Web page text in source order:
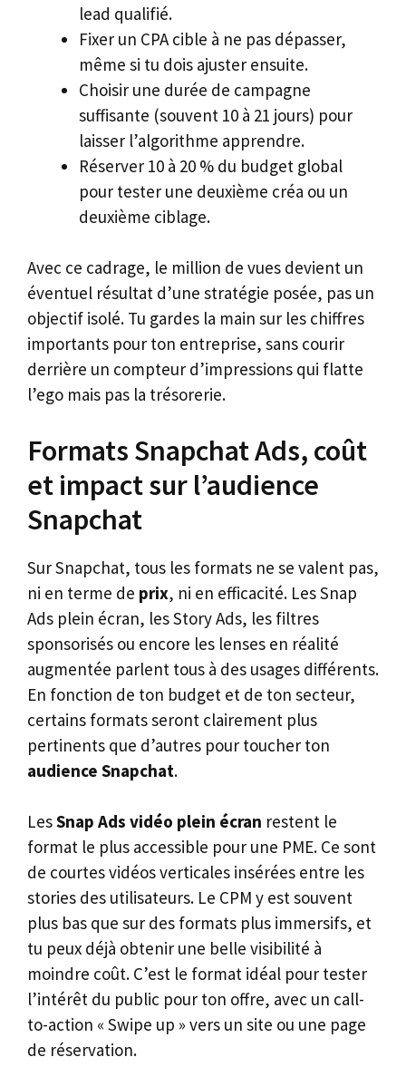
lead qualifié.
Fixer un CPA cible à ne pas dépasser,
même si tu dois ajuster ensuite.
Choisir une durée de campagne
suffisante (souvent 10 à 21 jours) pour
laisser l’algorithme apprendre.
Réserver 10 à 20 % du budget global
pour tester une deuxième créa ou un
deuxième ciblage.
Avec ce cadrage, le million de vues devient un
éventuel résultat d’une stratégie posée, pas un
objectif isolé. Tu gardes la main sur les chiffres
importants pour ton entreprise, sans courir
derrière un compteur d’impressions qui flatte
l’ego mais pas la trésorerie.
Formats Snapchat Ads, coût
et impact sur l’audience
Snapchat
Sur Snapchat, tous les formats ne se valent pas,
ni en terme de prix, ni en efficacité. Les Snap
Ads plein écran, les Story Ads, les filtres
sponsorisés ou encore les lenses en réalité
augmentée parlent tous à des usages différents.
En fonction de ton budget et de ton secteur,
certains formats seront clairement plus
pertinents que d’autres pour toucher ton
audience Snapchat.
LesSnap Ads vidéo plein écran restent le
format le plus accessible pour une PME. Ce sont
de courtes vidéos verticales insérées entre les
stories des utilisateurs. Le CPM y est souvent
plus bas que sur des formats plus immersifs, et
tu peux déjà obtenir une belle visibilité à
moindre coût. C’est le format idéal pour tester
l’intérêt du public pour ton offre, avec un call-
to-action « Swipe up » vers un site ou une page
de réservation.